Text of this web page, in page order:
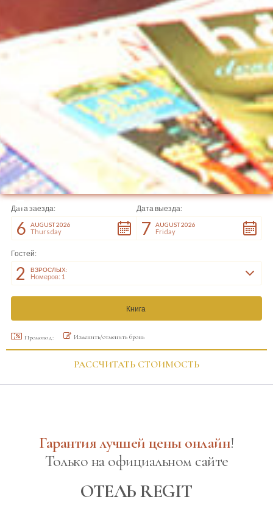
Slide 3 of 3.
Дата заезда:
6 AUGUST 2026
Thursday
Дата выезда:
7 AUGUST 2026
Friday
Гостей:
2 ВЗРОСЛЫХ:
Номеров: 1
Промокод: Изменить/отменить бронь
РАССЧИТАТЬ СТОИМОСТЬ
Гарантия лучшей цены онлайн!
Только на официальном сайте
ОТЕЛЬ REGIT